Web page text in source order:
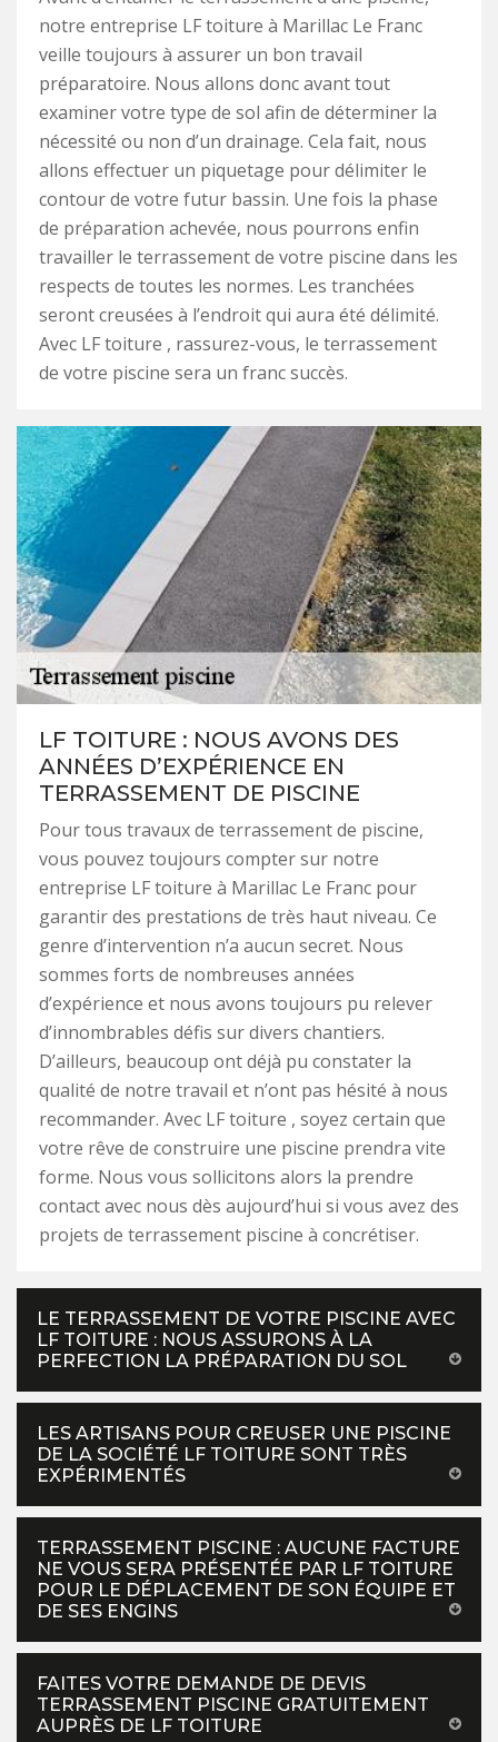
notre entreprise LF toiture à Marillac Le Franc
veille toujours à assurer un bon travail
préparatoire. Nous allons donc avant tout
examiner votre type de sol afin de déterminer la
nécessité ou non d’un drainage. Cela fait, nous
allons effectuer un piquetage pour délimiter le
contour de votre futur bassin. Une fois la phase
de préparation achevée, nous pourrons enfin
travailler le terrassement de votre piscine dans les
respects de toutes les normes. Les tranchées
seront creusées à l’endroit qui aura été délimité.
Avec LF toiture , rassurez-vous, le terrassement
de votre piscine sera un franc succès.
LF TOITURE : NOUS AVONS DES
ANNÉES D’EXPÉRIENCE EN
TERRASSEMENT DE PISCINE
Pour tous travaux de terrassement de piscine,
vous pouvez toujours compter sur notre
entreprise LF toiture à Marillac Le Franc pour
garantir des prestations de très haut niveau. Ce
genre d’intervention n’a aucun secret. Nous
sommes forts de nombreuses années
d’expérience et nous avons toujours pu relever
d’innombrables défis sur divers chantiers.
D’ailleurs, beaucoup ont déjà pu constater la
qualité de notre travail et n’ont pas hésité à nous
recommander. Avec LF toiture , soyez certain que
votre rêve de construire une piscine prendra vite
forme. Nous vous sollicitons alors la prendre
contact avec nous dès aujourd’hui si vous avez des
projets de terrassement piscine à concrétiser.
LE TERRASSEMENT DE VOTRE PISCINE AVEC
LF TOITURE : NOUS ASSURONS À LA
PERFECTION LA PRÉPARATION DU SOL
LES ARTISANS POUR CREUSER UNE PISCINE
DE LA SOCIÉTÉ LF TOITURE SONT TRÈS
EXPÉRIMENTÉS
TERRASSEMENT PISCINE : AUCUNE FACTURE
NE VOUS SERA PRÉSENTÉE PAR LF TOITURE
POUR LE DÉPLACEMENT DE SON ÉQUIPE ET
DE SES ENGINS
FAITES VOTRE DEMANDE DE DEVIS
TERRASSEMENT PISCINE GRATUITEMENT
AUPRÈS DE LF TOITURE